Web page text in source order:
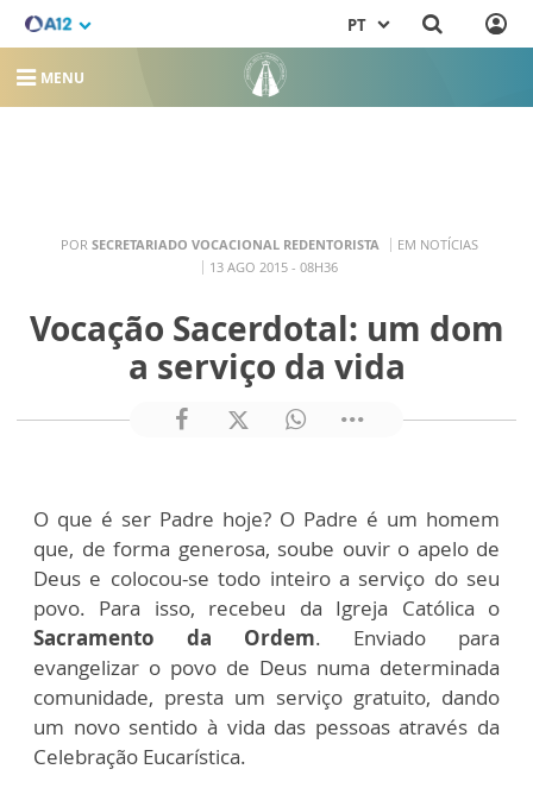
PT
MENU
POR SECRETARIADO VOCACIONAL REDENTORISTA
EM NOTÍCIAS
13 AGO 2015 - 08H36
Vocação Sacerdotal: um dom
a serviço da vida
O que é ser Padre hoje? O Padre é um homem
que, de forma generosa, soube ouvir o apelo de
Deus e colocou-se todo inteiro a serviço do seu
povo. Para isso, recebeu da Igreja Católica o
Sacramento da Ordem. Enviado para
evangelizar o povo de Deus numa determinada
comunidade, presta um serviço gratuito, dando
um novo sentido à vida das pessoas através da
Celebração Eucarística.